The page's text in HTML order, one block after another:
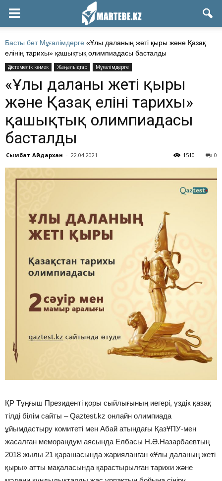
Басты бет Мұғалімдерге «Ұлы даланың жеті қыры және Қазақ
елінің тарихы» қашықтық олимпиадасы басталды
Әдістемелік көмек Жаңалықтар Мұғалімдерге
«Ұлы даланың жеті қыры
және Қазақ елінің тарихы»
қашықтық олимпиадасы
басталды
Сымбат Айдархан - 22.04.2021 0
1510
ҚР Тұңғыш Президенті қоры сыйлығының иегері, үздік қазақ
тілді білім сайты – Qaztest.kz онлайн олимпиада
ұйымдастыру комитеті мен Абай атындағы ҚазҰПУ-мен
жасалған меморандум аясында Елбасы Н.Ә.Назарбаевтың
2018 жылы 21 қарашасында жарияланған «Ұлы даланың жеті
қыры» атты мақаласында қарастырылған тарихи және